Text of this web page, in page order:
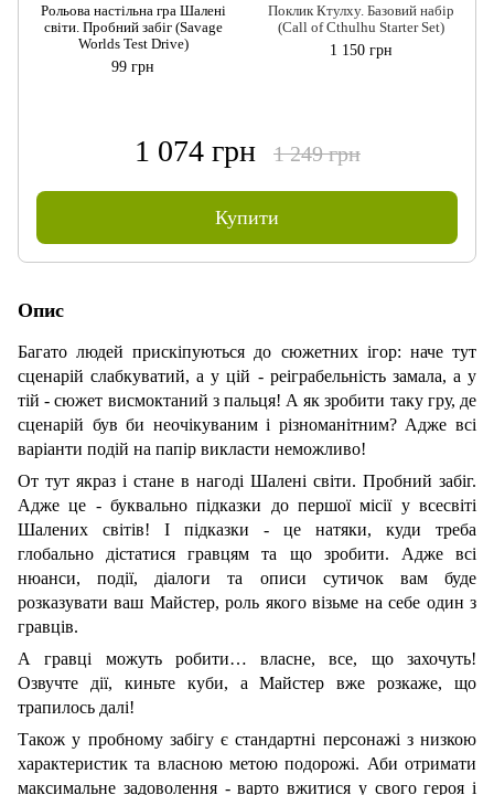
Рольова настільна гра Шалені
світи. Пробний забіг (Savage
Worlds Test Drive)
99 грн
Поклик Ктулху. Базовий набір
(Call of Cthulhu Starter Set)
1 150 грн
1 074 грн 1 249 грн
Купити
Опис
Багато людей прискіпуються до сюжетних ігор: наче тут
сценарій слабкуватий, а у цій - реіграбельність замала, а у
тій - сюжет висмоктаний з пальця! А як зробити таку гру, де
сценарій був би неочікуваним і різноманітним? Адже всі
варіанти подій на папір викласти неможливо!
От тут якраз і стане в нагоді Шалені світи. Пробний забіг.
Адже це - буквально підказки до першої місії у всесвіті
Шалених світів! І підказки - це натяки, куди треба
глобально дістатися гравцям та що зробити. Адже всі
нюанси, події, діалоги та описи сутичок вам буде
розказувати ваш Майстер, роль якого візьме на себе один з
гравців.
А гравці можуть робити… власне, все, що захочуть!
Озвучте дії, киньте куби, а Майстер вже розкаже, що
трапилось далі!
Також у пробному забігу є стандартні персонажі з низкою
характеристик та власною метою подорожі. Аби отримати
максимальне задоволення - варто вжитися у свого героя і